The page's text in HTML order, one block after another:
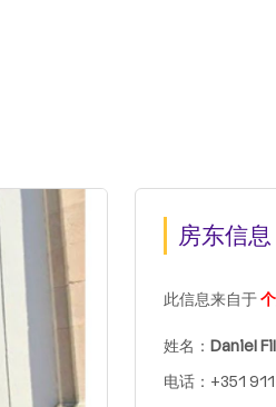
房东信息
此信息来自于
姓名： Daniel
电话：+351